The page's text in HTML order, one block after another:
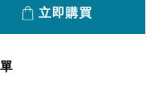
立即購買